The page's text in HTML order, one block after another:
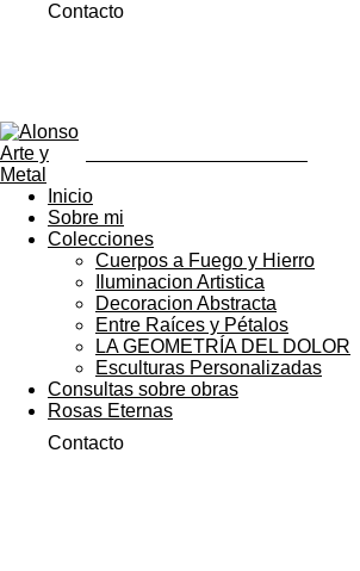
Contacto
Inicio
Sobre mi
Colecciones
Cuerpos a Fuego y Hierro
Iluminacion Artistica
Decoracion Abstracta
Entre Raíces y Pétalos
LA GEOMETRÍA DEL DOLOR
Esculturas Personalizadas
Consultas sobre obras
Rosas Eternas
Contacto